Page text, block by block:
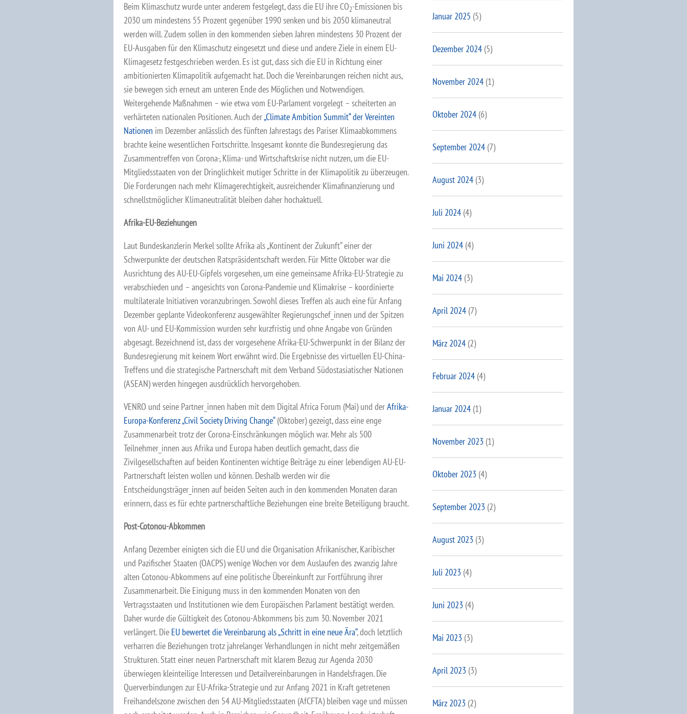
Beim Klimaschutz wurde unter anderem festgelegt, dass die EU ihre CO2-Emissionen bis
2030 um mindestens 55 Prozent gegenüber 1990 senken und bis 2050 klimaneutral
werden will. Zudem sollen in den kommenden sieben Jahren mindestens 30 Prozent der
EU-Ausgaben für den Klimaschutz eingesetzt und diese und andere Ziele in einem EU-
Klimagesetz festgeschrieben werden. Es ist gut, dass sich die EU in Richtung einer
ambitionierten Klimapolitik aufgemacht hat. Doch die Vereinbarungen reichen nicht aus,
sie bewegen sich erneut am unteren Ende des Möglichen und Notwendigen.
Weitergehende Maßnahmen – wie etwa vom EU-Parlament vorgelegt – scheiterten an
verhärteten nationalen Positionen. Auch der„Climate Ambition Summit“ der Vereinten
Nationen im Dezember anlässlich des fünften Jahrestags des Pariser Klimaabkommens
brachte keine wesentlichen Fortschritte. Insgesamt konnte die Bundesregierung das
Zusammentreffen von Corona-, Klima- und Wirtschaftskrise nicht nutzen, um die EU-
Mitgliedsstaaten von der Dringlichkeit mutiger Schritte in der Klimapolitik zu überzeugen.
Die Forderungen nach mehr Klimagerechtigkeit, ausreichender Klimafinanzierung und
schnellstmöglicher Klimaneutralität bleiben daher hochaktuell.
Afrika-EU-Beziehungen
Laut Bundeskanzlerin Merkel sollte Afrika als „Kontinent der Zukunft“ einer der
Schwerpunkte der deutschen Ratspräsidentschaft werden. Für Mitte Oktober war die
Ausrichtung des AU-EU-Gipfels vorgesehen, um eine gemeinsame Afrika-EU-Strategie zu
verabschieden und – angesichts von Corona-Pandemie und Klimakrise – koordinierte
multilaterale Initiativen voranzubringen. Sowohl dieses Treffen als auch eine für Anfang
Dezember geplante Videokonferenz ausgewählter Regierungschef_innen und der Spitzen
von AU- und EU-Kommission wurden sehr kurzfristig und ohne Angabe von Gründen
abgesagt. Bezeichnend ist, dass der vorgesehene Afrika-EU-Schwerpunkt in der Bilanz der
Bundesregierung mit keinem Wort erwähnt wird. Die Ergebnisse des virtuellen EU-China-
Treffens und die strategische Partnerschaft mit dem Verband Südostasiatischer Nationen
(ASEAN) werden hingegen ausdrücklich hervorgehoben.
VENRO und seine Partner_innen haben mit dem Digital Africa Forum (Mai) und derAfrika-
Europa-Konferenz „Civil Society Driving Change“(Oktober) gezeigt, dass eine enge
Zusammenarbeit trotz der Corona-Einschränkungen möglich war. Mehr als 500
Teilnehmer_innen aus Afrika und Europa haben deutlich gemacht, dass die
Zivilgesellschaften auf beiden Kontinenten wichtige Beiträge zu einer lebendigen AU-EU-
Partnerschaft leisten wollen und können. Deshalb werden wir die
Entscheidungsträger_innen auf beiden Seiten auch in den kommenden Monaten daran
erinnern, dass es für echte partnerschaftliche Beziehungen eine breite Beteiligung braucht.
Post-Cotonou-Abkommen
Anfang Dezember einigten sich die EU und die Organisation Afrikanischer, Karibischer
und Pazifischer Staaten (OACPS) wenige Wochen vor dem Auslaufen des zwanzig Jahre
alten Cotonou-Abkommens auf eine politische Übereinkunft zur Fortführung ihrer
Zusammenarbeit. Die Einigung muss in den kommenden Monaten von den
Vertragsstaaten und Institutionen wie dem Europäischen Parlament bestätigt werden.
Daher wurde die Gültigkeit des Cotonou-Abkommens bis zum 30. November 2021
verlängert. Die EU bewertet die Vereinbarung als „Schritt in eine neue Ära“, doch letztlich
verharren die Beziehungen trotz jahrelanger Verhandlungen in nicht mehr zeitgemäßen
Strukturen. Statt einer neuen Partnerschaft mit klarem Bezug zur Agenda 2030
überwiegen kleinteilige Interessen und Detailvereinbarungen in Handelsfragen. Die
Querverbindungen zur EU-Afrika-Strategie und zur Anfang 2021 in Kraft getretenen
Freihandelszone zwischen den 54 AU-Mitgliedsstaaten (AfCFTA) bleiben vage und müssen
Januar 2025 (5)
Dezember 2024(5)
November 2024(1)
Oktober 2024(6)
September 2024(7)
August 2024(3)
Juli 2024(4)
Juni 2024(4)
Mai 2024(3)
April 2024(7)
März 2024(2)
Februar 2024(4)
Januar 2024(1)
November 2023 (1)
Oktober 2023 (4)
September 2023 (2)
August 2023 (3)
Juli 2023 (4)
Juni 2023 (4)
Mai 2023 (3)
April 2023 (3)
März 2023 (2)